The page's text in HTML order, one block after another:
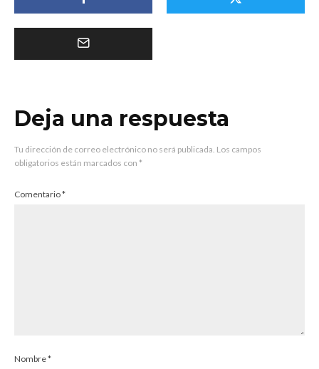
Deja una respuesta
Tu dirección de correo electrónico no será publicada. Los campos
obligatorios están marcados con *
Comentario*
Nombre*